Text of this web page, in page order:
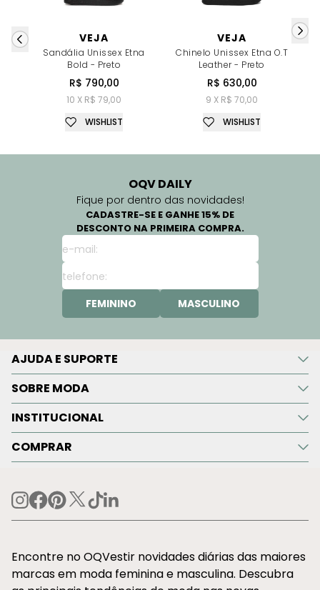
VEJA
Sandália Unissex Etna
Bold - Preto
R$ 790,00
10 X R$ 79,00
WISHLIST
VEJA
Chinelo Unissex Etna O.T
Leather - Preto
R$ 630,00
9 X R$ 70,00
WISHLIST
OQV DAILY
Fique por dentro das novidades!
CADASTRE-SE E GANHE 15% DE
DESCONTO NA PRIMEIRA COMPRA.
FEMININO MASCULINO
AJUDA E SUPORTE
SOBRE MODA
INSTITUCIONAL
COMPRAR
Encontre no OQVestir novidades diárias das maiores
marcas em moda feminina e masculina. Descubra